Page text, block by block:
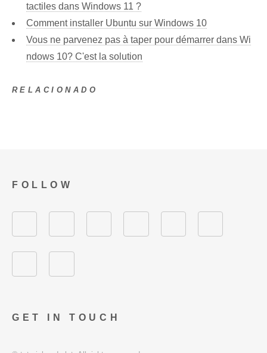
tactiles dans Windows 11 ?
Comment installer Ubuntu sur Windows 10
Vous ne parvenez pas à taper pour démarrer dans Wi
ndows 10? C'est la solution
RELACIONADO
GET IN TOUCH
FOLLOW